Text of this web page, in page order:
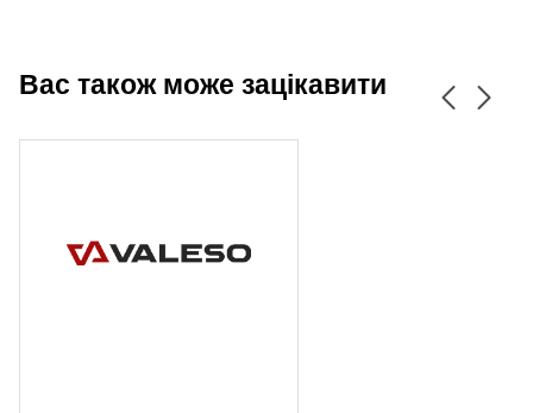
Вас також може зацікавити